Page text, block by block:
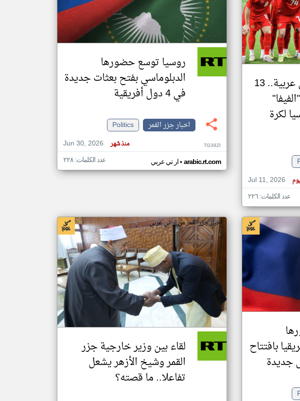
تغيير الدولة
اخبار جزر القمر على مدار الساعة
أهم اخبار جزر القمر العاجلة والمباشرة
بينهم ممثلو 7 دول عربية.. 13
لكرة
Jul 11, 2026
عدد الكلمات: ٢٢٦
روسيا توسع حضورها
الدبلوماسي بفتح بعثات جديدة
في 4 دول أفريقية
اخبار جزر القمر
Politics
Jun 30, 2026
منذ شهر TG39ZI
ار تي عربي• arabic.rt.com عدد الكلمات: ٢٢٨
بافتتاح
اخبار جزر القمر من ار تي عربي
لقاء بين وزير خارجية جزر
القمر وشيخ الأزهر يشعل
تفاعلا.. ما قصته؟
klyoum.com